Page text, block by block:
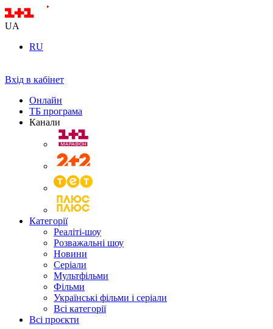
UA
RU
Вхід в кабінет
Онлайн
ТБ програма
Канали
Категорії
Реаліті-шоу
Розважальні шоу
Новини
Серіали
Мультфільми
Фільми
Українські фільми і серіали
Всі категорії
Всі проєкти